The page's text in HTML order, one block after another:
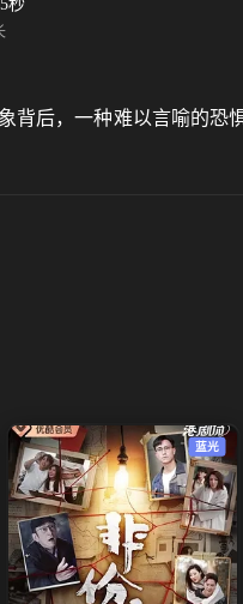
秒
后，一种难以言喻的恐
蓝光